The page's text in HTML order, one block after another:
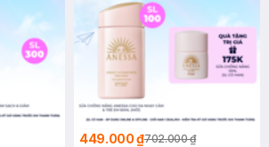
449.000 ₫702.000 ₫